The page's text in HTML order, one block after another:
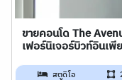
ขายคอนโด The
เฟอร์นิเจอร์บิวท์อินเ
สตูดิโอ